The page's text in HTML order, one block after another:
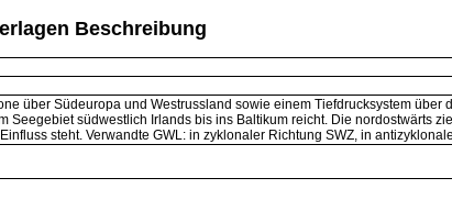
Beschreibung
über Südeuropa und Westrussland sowie einem Tiefdrucksystem über
südwestlich Irlands bis ins Baltikum reicht. Die nordostwärts
steht. Verwandte GWL: in zyklonaler Richtung SWZ, in